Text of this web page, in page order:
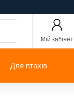
Мій кабінет
Для птахів